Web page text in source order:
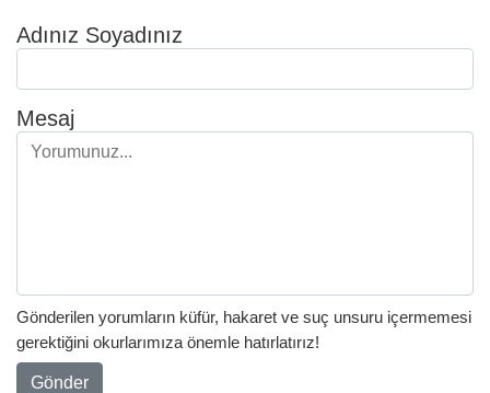
Adınız Soyadınız
Mesaj
Gönderilen yorumların küfür, hakaret ve suç unsuru içermemesi
gerektiğini okurlarımıza önemle hatırlatırız!
Gönder